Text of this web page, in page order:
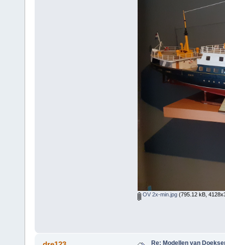
OV 2x-min.jpg(795.12 kB,
Re: Modellen van